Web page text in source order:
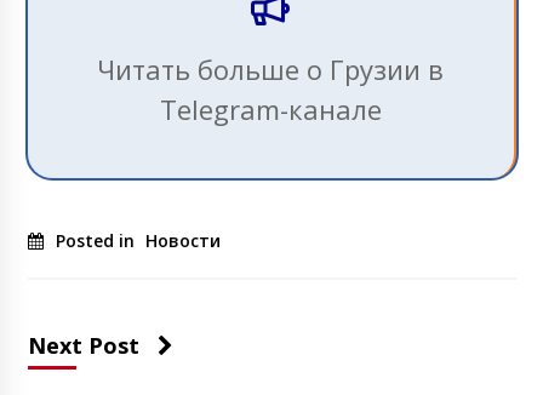
Читать больше о Грузии в
Telegram-канале
Posted in Новости
Next Post